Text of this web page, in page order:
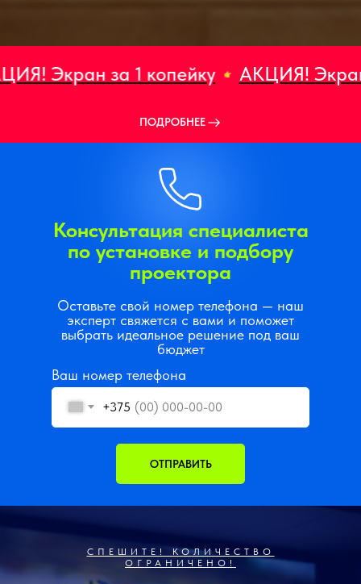
за 1 копейку АКЦИЯ! Экран за 1
ПОДРОБНЕЕ
Консультация специалиста
по установке и подбору
проектора
Оставьте свой номер телефона — наш
эксперт свяжется с вами и поможет
выбрать идеальное решение под ваш
бюджет
Ваш номер телефона
+375
ОТПРАВИТЬ
СПЕШИТЕ! КОЛИЧЕСТВО
ОГРАНИЧЕНО!